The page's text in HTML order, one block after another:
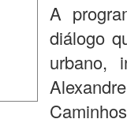
A
diálogo
urbano,